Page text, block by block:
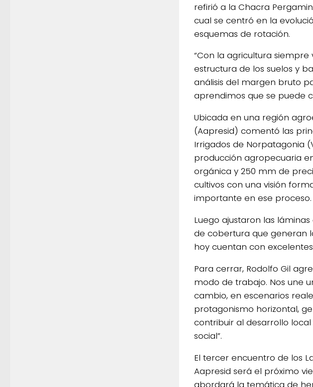
refirió a la Chacra
cual se centró en la
esquemas de rotación.
“Con la agricultura
estructura de los suelos y
análisis del margen bruto
aprendimos que se puede
Ubicada en una región
(Aapresid) comentó las
Irrigados de Norpatagonia
producción agropecuaria
orgánica y 250 mm de
cultivos con una visión
importante en ese proceso.
Luego ajustaron las
de cobertura que generan
hoy cuentan con
Para cerrar, Rodolfo Gil
modo de trabajo. Nos une
cambio, en escenarios
protagonismo horizontal,
contribuir al desarrollo
social”.
El tercer encuentro de los
Aapresid será el próximo
abordará la temática de